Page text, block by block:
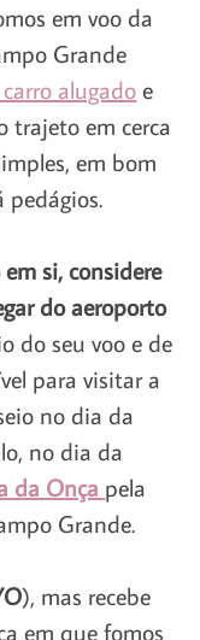
em voo da
Grande
alugado e
trajeto em cerca
em bom
pedágios.
si, considere
do aeroporto
do seu voo e de
para visitar a
no dia da
no dia da
da Onça pela
Grande.
), mas recebe
em que fomos